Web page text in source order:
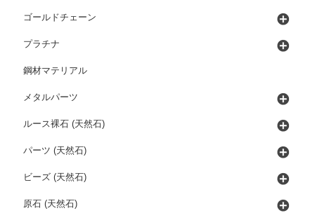
ゴールドチェーン
プラチナ
鋼材マテリアル
メタルパーツ
ルース裸石 (天然石)
パーツ (天然石)
ビーズ (天然石)
原石 (天然石)